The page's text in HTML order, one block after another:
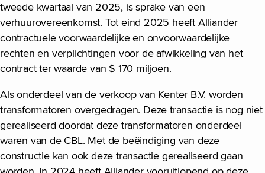
tweede kwartaal van 2025, is sprake van een
verhuurovereenkomst. Tot eind 2025 heeft Alliander
contractuele voorwaardelijke en onvoorwaardelijke
rechten en verplichtingen voor de afwikkeling van het
contract ter waarde van $ 170 miljoen.
Als onderdeel van de verkoop van Kenter B.V. worden
transformatoren overgedragen. Deze transactie is nog niet
gerealiseerd doordat deze transformatoren onderdeel
waren van de CBL. Met de beëindiging van deze
constructie kan ook deze transactie gerealiseerd gaan